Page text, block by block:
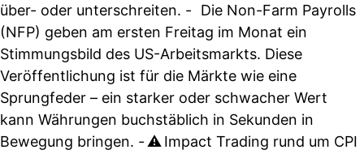
über- oder unterschreiten. - Die Non-Farm Payrolls
(NFP) geben am ersten Freitag im Monat ein
Stimmungsbild des US-Arbeitsmarkts. Diese
Veröffentlichung ist für die Märkte wie eine
Sprungfeder – ein starker oder schwacher Wert
kann Währungen buchstäblich in Sekunden in
Bewegung bringen. - ⚠️ Impact Trading rund um CPI